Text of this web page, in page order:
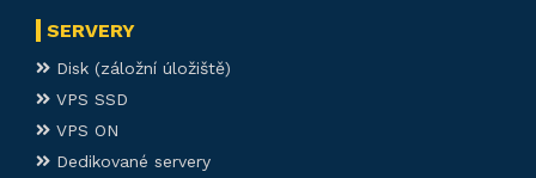
SERVERY
Disk (záložní úložiště)
VPS SSD
VPS ON
Dedikované servery